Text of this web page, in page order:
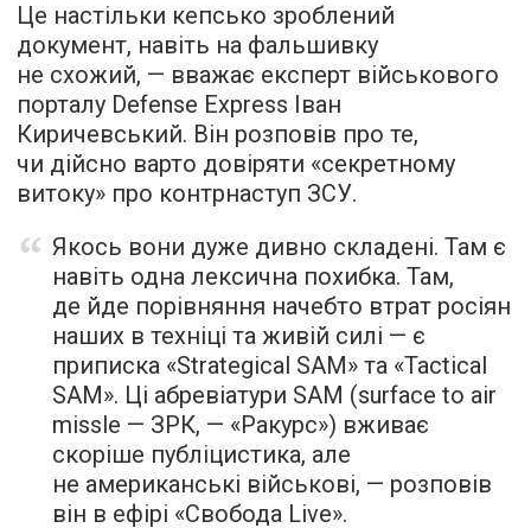
Це настільки кепсько зроблений
документ, навіть на фальшивку
не схожий, — вважає експерт військового
порталу Defense Express Іван
Киричевський. Він розповів про те,
чи дійсно варто довіряти «секретному
витоку» про контрнаступ ЗСУ.
Якось вони дуже дивно складені. Там є
навіть одна лексична похибка. Там,
де йде порівняння начебто втрат росіян
наших в техніці та живій силі — є
приписка «Strategical SAM» та «Tactical
SAM». Ці абревіатури SAM (surface to air
missle — ЗРК, — «Ракурс») вживає
скоріше публіцистика, але
не американські військові, — розповів
він в ефірі «Свобода Live».